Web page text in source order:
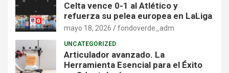
Celta vence 0-1 al Atlético y
refuerza su pelea europea en LaLiga
mayo 18, 2026 fondoverde_adm
UNCATEGORIZED
Articulador avanzado. La
Herramienta Esencial para el Éxito